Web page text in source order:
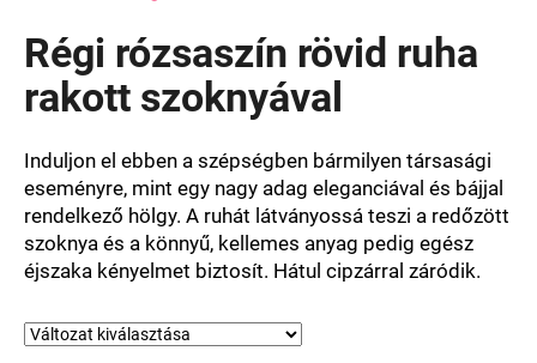
átlagos
értékelése
ből
csillag.
Régi rózsaszín rövid ruha
rakott szoknyával
Induljon el ebben a szépségben bármilyen társasági
eseményre, mint egy nagy adag eleganciával és bájjal
rendelkező hölgy. A ruhát látványossá teszi a redőzött
szoknya és a könnyű, kellemes anyag pedig egész
éjszaka kényelmet biztosít. Hátul cipzárral záródik.